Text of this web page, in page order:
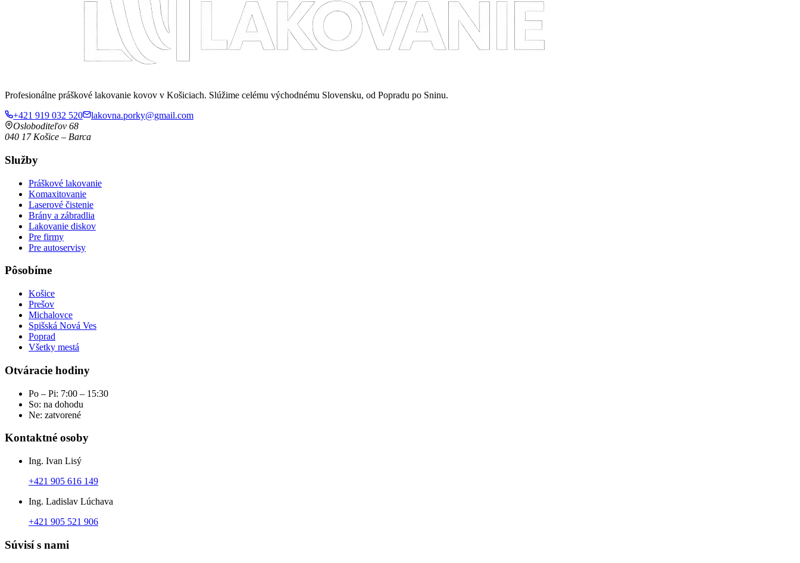
Profesionálne práškové lakovanie kovov v Košiciach. Slúžime celému východnému Slovensku, od Popradu po Sninu.
+421 919 032 520
lakovna.porky@gmail.com
Osloboditeľov 68
040 17 Košice – Barca
Služby
Práškové lakovanie
Komaxitovanie
Laserové čistenie
Brány a zábradlia
Lakovanie diskov
Pre firmy
Pre autoservisy
Pôsobíme
Košice
Prešov
Michalovce
Spišská Nová Ves
Poprad
Všetky mestá
Otváracie hodiny
Po – Pi: 7:00 – 15:30
So: na dohodu
Ne: zatvorené
Kontaktné osoby
Ing. Ivan Lisý
+421 905 616 149
Ing. Ladislav Lúchava
+421 905 521 906
Súvisí s nami